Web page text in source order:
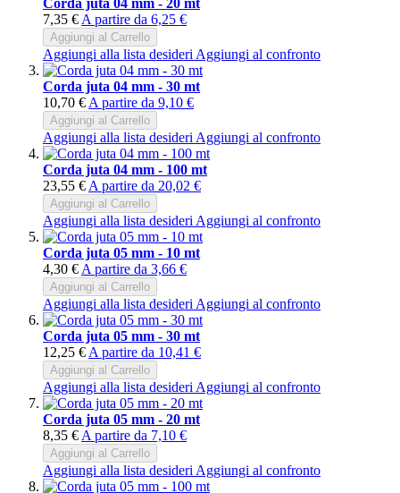
7,35 € A partire da 6,25 €
Aggiungi al Carrello
Aggiungi alla lista desideri Aggiungi al confronto
Corda juta 04 mm - 30 mt
10,70 € A partire da 9,10 €
Aggiungi al Carrello
Aggiungi alla lista desideri Aggiungi al confronto
Corda juta 04 mm - 100 mt
23,55 € A partire da 20,02 €
Aggiungi al Carrello
Aggiungi alla lista desideri Aggiungi al confronto
Corda juta 05 mm - 10 mt
4,30 € A partire da 3,66 €
Aggiungi al Carrello
Aggiungi alla lista desideri Aggiungi al confronto
Corda juta 05 mm - 30 mt
12,25 € A partire da 10,41 €
Aggiungi al Carrello
Aggiungi alla lista desideri Aggiungi al confronto
Corda juta 05 mm - 20 mt
8,35 € A partire da 7,10 €
Aggiungi al Carrello
Aggiungi alla lista desideri Aggiungi al confronto